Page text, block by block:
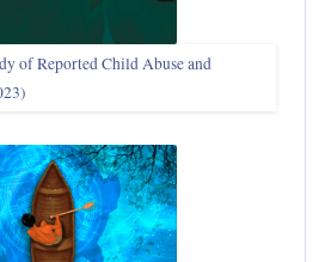
of Reported Child Abuse and